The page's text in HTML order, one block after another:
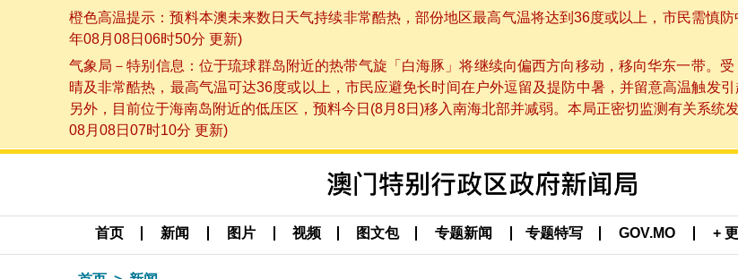
橙色高温提示：预料本澳未来数日天气持续非常酷热，部份地区最高气温将达到36度或以上，市民需慎
年08月08日06时50分 更新)
气象局－特别信息：位于琉球群岛附近的热带气旋「白海豚」将继续向偏西方向移动，移向华东一带。
晴及非常酷热，最高气温可达36度或以上，市民应避免长时间在户外逗留及提防中暑，并留意高温触发
另外，目前位于海南岛附近的低压区，预料今日(8月8日)移入南海北部并减弱。本局正密切监测有关系统
08月08日07时10分 更新)
首页 新闻 图片 视频 图文包 专题新闻 专题特写 GOV.MO +